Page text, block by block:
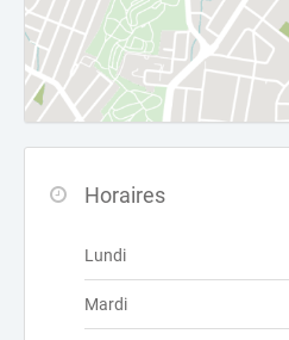
Horaires
Lundi
Mardi